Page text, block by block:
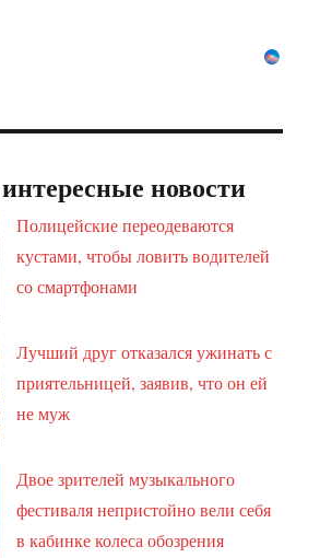
новости
Полицейские переодеваются
кустами, чтобы ловить водителей
со смартфонами
Лучший друг отказался ужинать с
приятельницей, заявив, что он ей
не муж
Двое зрителей музыкального
фестиваля непристойно вели себя
в кабинке колеса обозрения